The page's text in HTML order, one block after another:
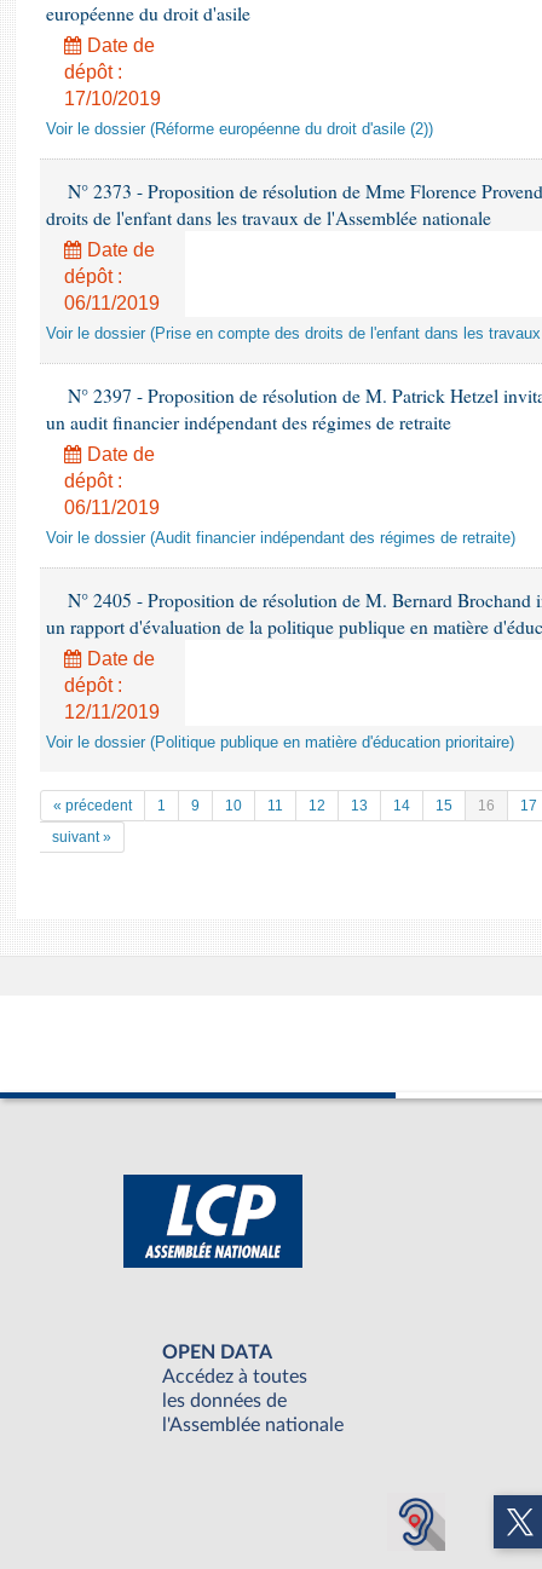
européenne du droit d'asile
Date de
dépôt :
17/10/2019
Voir le dossier (Réforme européenne du droit d'asile (2))
N° 2373 - Proposition de résolution de Mme Florence
droits de l'enfant dans les travaux de l'Assemblée nationale
Date de
dépôt :
06/11/2019
Voir le dossier (Prise en compte des droits de l'enfant dans les
N° 2397 - Proposition de résolution de M. Patrick Hetzel
un audit financier indépendant des régimes de retraite
Date de
dépôt :
06/11/2019
Voir le dossier (Audit financier indépendant des régimes de retraite)
N° 2405 - Proposition de résolution de M. Bernard Brochand
un rapport d'évaluation de la politique publique en matière
Date de
dépôt :
12/11/2019
Voir le dossier (Politique publique en matière d'éducation prioritaire)
« précedent 1 9 10 11 12 13 14 15 16
17
suivant »
OPEN DATA
Accédez à toutes
les données de
l'Assemblée nationale